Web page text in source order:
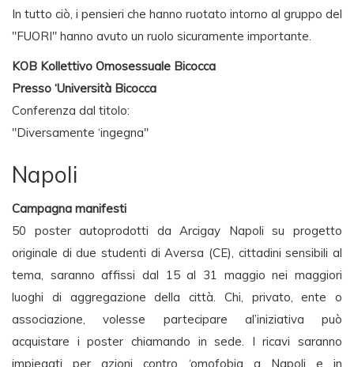
In tutto ciò, i pensieri che hanno ruotato intorno al gruppo del
"FUORI" hanno avuto un ruolo sicuramente importante.
KOB Kollettivo Omosessuale Bicocca
Presso ‘Università Bicocca
Conferenza dal titolo:
"Diversamente ‘ingegna"
Napoli
Campagna manifesti
50 poster autoprodotti da Arcigay Napoli su progetto
originale di due studenti di Aversa (CE), cittadini sensibili al
tema, saranno affissi dal 15 al 31 maggio nei maggiori
luoghi di aggregazione della città. Chi, privato, ente o
associazione, volesse partecipare al’iniziativa può
acquistare i poster chiamando in sede. I ricavi saranno
impiegati per azioni contro ‘omofobia a Napoli e in